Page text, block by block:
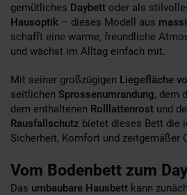
gemütliches Daybett oder als
Hausoptik – dieses Modell aus
schafft eine warme, freundliche
und wächst im Alltag einfach mit.
Mit seiner großzügigen Liegefläche
seitlichen Sprossenumrandung, dem
dem enthaltenen Rolllattenrost und
Rausfallschutz bietet dieses Bett die
Sicherheit, Komfort und zeitgemäßer
Vom Bodenbett zum
Das umbaubare Hausbett kann